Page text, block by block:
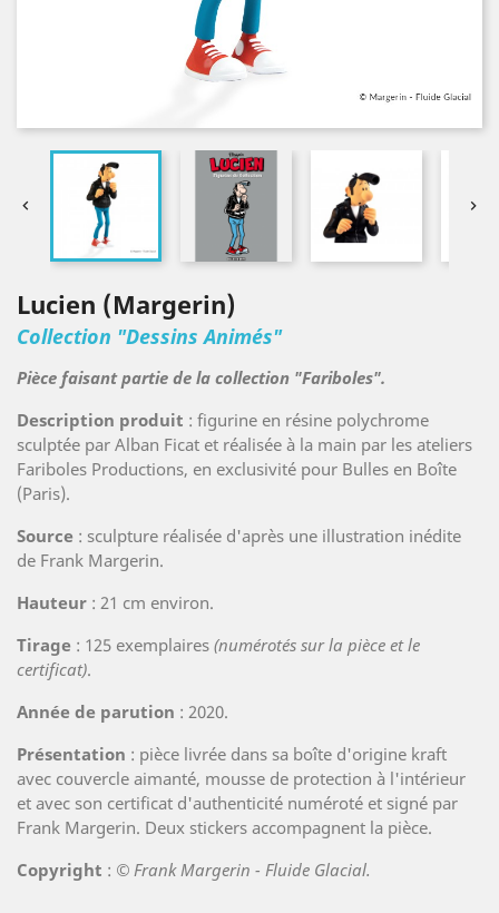
 
Lucien (Margerin)
Collection "Dessins Animés"
Pièce faisant partie de la collection "Fariboles".
Description produit : figurine en résine polychrome
sculptée par Alban Ficat et réalisée à la main par les ateliers
Fariboles Productions, en exclusivité pour Bulles en Boîte
(Paris).
Source : sculpture réalisée d'après une illustration inédite
de Frank Margerin.
Hauteur : 21 cm environ.
Tirage : 125 exemplaires (numérotés sur la pièce et le
certificat).
Année de parution : 2020.
Présentation : pièce livrée dans sa boîte d'origine kraft
avec couvercle aimanté, mousse de protection à l'intérieur
et avec son certificat d'authenticité numéroté et signé par
Frank Margerin. Deux stickers accompagnent la pièce.
Copyright : © Frank Margerin - Fluide Glacial.